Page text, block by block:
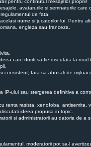
pentru continutul mesajelor proprii!
avatarurile si semnaturile
de fata.
nume si jucatorilor lui. Pentru
engleza sau franceza.
care doriti sa fie discutata la noul
consistent, fara sa abuzati de
IP-ului sau stergerea definitiva a
tenta rasista, xenofoba, antisemita,
ideea propusa in topic.
si administratorii au datoria de a
moderatorii pot sa-l